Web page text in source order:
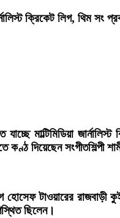
ক্রিকেট লিগ, থিম সং
যাচ্ছে মাল্টিমিডিয়া
কণ্ঠ দিয়েছেন সংগীতশিল্পী
হোসেফ টাওয়ারের
ছিলেন।